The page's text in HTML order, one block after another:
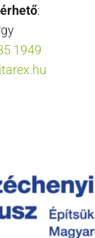
:
1949